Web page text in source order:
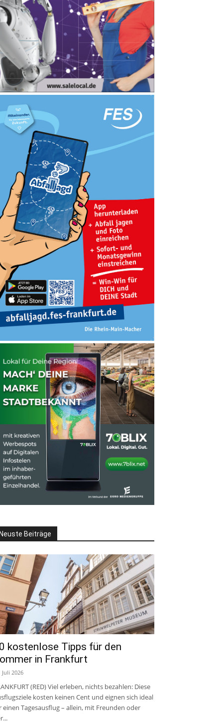
Beiträge
kostenlose Tipps für den
in Frankfurt
Juli 2026
(RED) Viel erleben, nichts bezahlen: Diese
kosten keinen Cent und eignen sich ideal
einen Tagesausflug – allein, mit Freunden oder